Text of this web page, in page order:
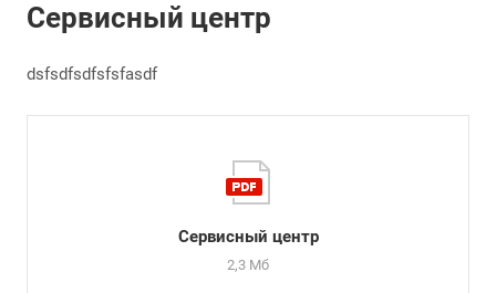
Сервисный центр
dsfsdfsdfsfsfasdf
Сервисный центр
2,3 Мб